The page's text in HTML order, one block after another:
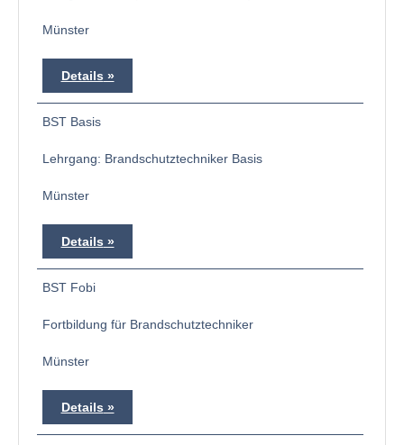
Münster
Details
BST Basis
Lehrgang: Brandschutztechniker Basis
Münster
Details
BST Fobi
Fortbildung für Brandschutztechniker
Münster
Details